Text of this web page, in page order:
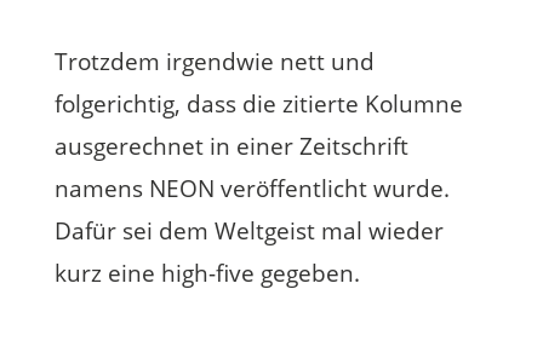
Trotzdem irgendwie nett und
folgerichtig, dass die zitierte Kolumne
ausgerechnet in einer Zeitschrift
namens NEON veröffentlicht wurde.
Dafür sei dem Weltgeist mal wieder
kurz eine high-five gegeben.